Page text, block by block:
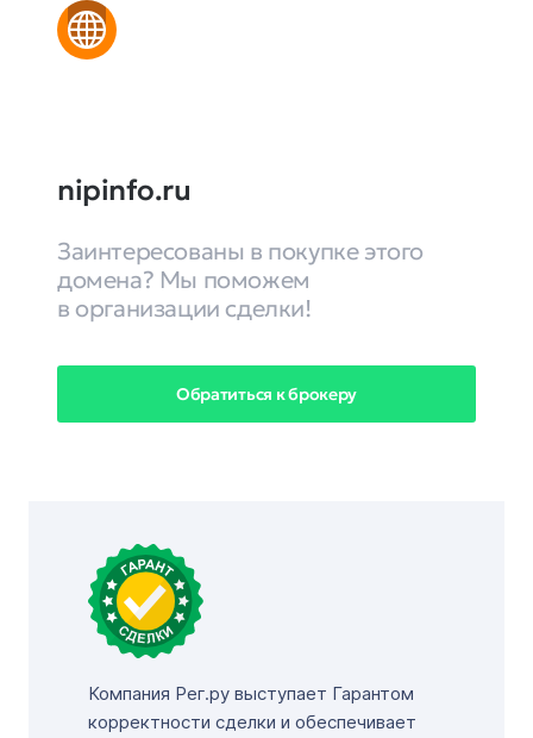
nipinfo.ru
Заинтересованы в покупке этого
домена? Мы поможем
в организации сделки!
Обратиться к брокеру
Компания Рег.ру выступает Гарантом
корректности сделки и обеспечивает